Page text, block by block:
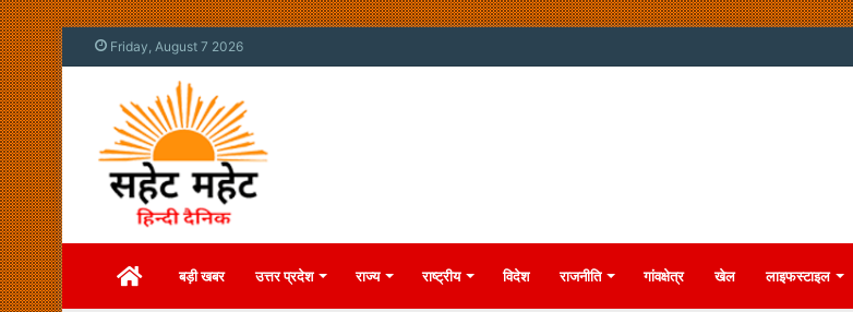
Friday, August 7 2026
Homeबड़ी खबर उत्तर प्रदेश राज्य राष्ट्रीय विदेश राजनीति गांवक्षेत्र खेल लाइफस्टाइल